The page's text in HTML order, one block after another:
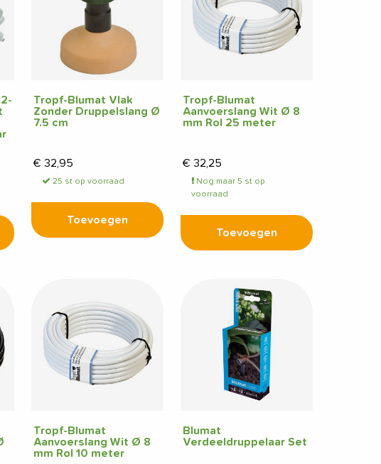
Tropf-Blumat Vlak
Zonder Druppelslang Ø
7.5 cm
€ 32,95
25 st op voorraad
Toevoegen
Tropf-Blumat
Aanvoerslang Wit Ø 8
mm Rol 25 meter
€ 32,25
Nog maar 5 st op
voorraad
Toevoegen
Tropf-Blumat
Aanvoerslang Wit Ø 8
mm Rol 10 meter
Blumat
Verdeeldruppelaar Set